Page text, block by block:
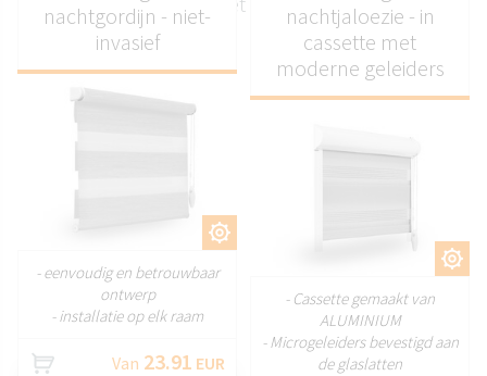
nachtgordijn - niet-
invasief
- eenvoudig en betrouwbaar
ontwerp
- installatie op elk raam
Van 23.91 EUR
nachtjaloezie - in
cassette met
moderne geleiders
- Cassette gemaakt van
ALUMINIUM
- Microgeleiders bevestigd aan
de glaslatten